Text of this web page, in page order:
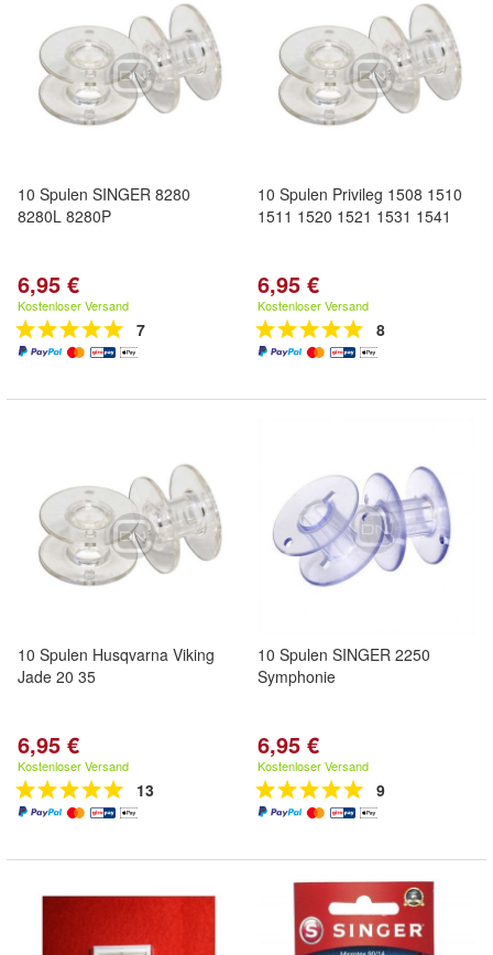
10 Spulen SINGER 8280
8280L 8280P
6,95 €
Kostenloser Versand
7
10 Spulen Privileg 1508 1510
1511 1520 1521 1531 1541
6,95 €
Kostenloser Versand
8
10 Spulen Husqvarna Viking
Jade 20 35
6,95 €
Kostenloser Versand
13
10 Spulen SINGER 2250
Symphonie
6,95 €
Kostenloser Versand
9